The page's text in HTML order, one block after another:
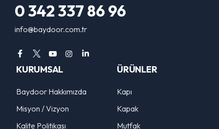
0 342 337 86 96
info@baydoor.com.tr
KURUMSAL
Baydoor Hakkımızda
Misyon / Vizyon
Kalite Politikası
ÜRÜNLER
Kapı
Kapak
Mutfak